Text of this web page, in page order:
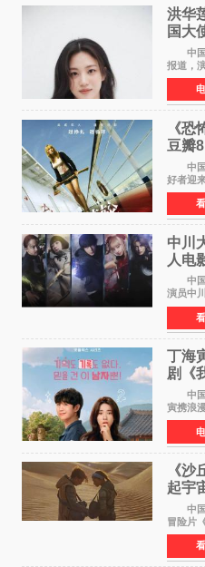
洪华
国大
幻罗
中国
报道，
使馆》
待。
（负责
《恐
豆瓣
中国
好者迎
电影《
映。这
悚片女
中川
人电
公开
中国
演员中
文彦执
日公
同名漫
丁海
剧《
中国娱
寅携浪
的荒糖
恋爱》
官高恩
《
起宇
中国娱
冒险片
部曲最
去后，
动了一